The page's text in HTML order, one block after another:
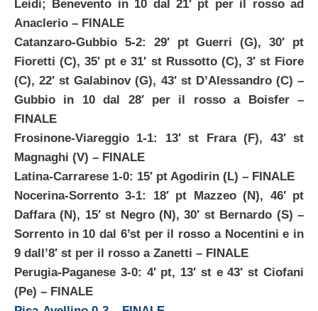
Leidi; Benevento in 10 dal 21′ pt per il rosso ad
Anaclerio – FINALE
Catanzaro-Gubbio 5-2: 29′ pt Guerri (G), 30′ pt
Fioretti (C), 35′ pt e 31′ st Russotto (C), 3′ st Fiore
(C), 22′ st Galabinov (G), 43′ st D’Alessandro (C) –
Gubbio in 10 dal 28′ per il rosso a Boisfer –
FINALE
Frosinone-Viareggio 1-1: 13′ st Frara (F), 43′ st
Magnaghi (V) – FINALE
Latina-Carrarese 1-0: 15′ pt Agodirin (L) – FINALE
Nocerina-Sorrento 3-1: 18′ pt Mazzeo (N), 46′ pt
Daffara (N), 15′ st Negro (N), 30′ st Bernardo (S) –
Sorrento in 10 dal 6’st per il rosso a Nocentini e in
9 dall’8′ st per il rosso a Zanetti – FINALE
Perugia-Paganese 3-0: 4′ pt, 13′ st e 43′ st Ciofani
(Pe) – FINALE